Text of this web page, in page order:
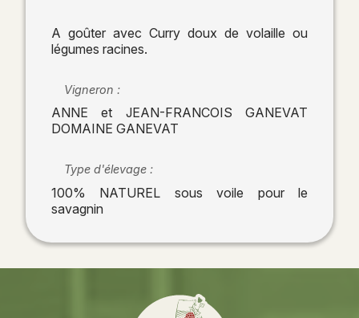
A goûter avec Curry doux de volaille ou
légumes racines.
Vigneron :
ANNE et JEAN-FRANCOIS GANEVAT
DOMAINE GANEVAT
Type d'élevage :
100% NATUREL sous voile pour le
savagnin